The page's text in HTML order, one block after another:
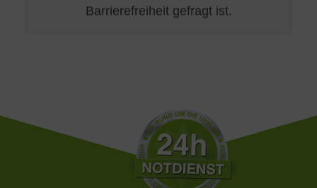
Barrierefreiheit gefragt ist.